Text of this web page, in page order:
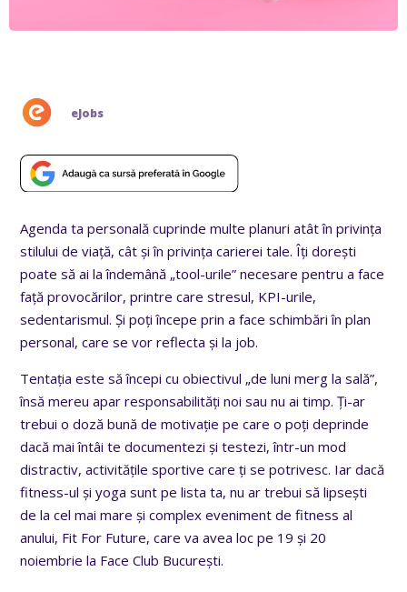
eJobs
Agenda ta personală cuprinde multe planuri atât în privința
stilului de viață, cât și în privința carierei tale. Îți dorești
poate să ai la îndemână „tool-urile” necesare pentru a face
față provocărilor, printre care stresul, KPI-urile,
sedentarismul. Și poți începe prin a face schimbări în plan
personal, care se vor reflecta și la job.
Tentația este să începi cu obiectivul „de luni merg la sală”,
însă mereu apar responsabilități noi sau nu ai timp. Ți-ar
trebui o doză bună de motivație pe care o poți deprinde
dacă mai întâi te documentezi și testezi, într-un mod
distractiv, activitățile sportive care ți se potrivesc. Iar dacă
fitness-ul și yoga sunt pe lista ta, nu ar trebui să lipsești
de la cel mai mare și complex eveniment de fitness al
anului, Fit For Future, care va avea loc pe 19 și 20
noiembrie la Face Club București.